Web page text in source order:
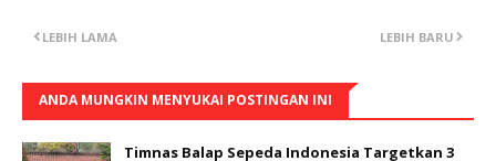
LEBIH BARU
LEBIH LAMA
ANDA MUNGKIN MENYUKAI POSTINGAN INI
Timnas Balap Sepeda Indonesia Targetkan 3